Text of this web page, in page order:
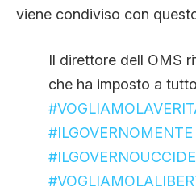
viene condiviso con
Il direttore dell OMS
che ha imposto a
#ILGOVERNOMENTE
#ILGOVERNOUCCIDE